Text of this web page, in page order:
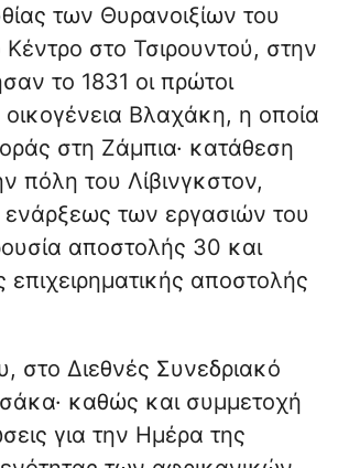
των Θυρανοιξίων του
στο Τσιρουντού, στην
το 1831 οι πρώτοι
Βλαχάκη, η οποία
στη Ζάμπια· κατάθεση
πόλη του Λίβινγκστον,
ενάρξεως των εργασιών του
αποστολής 30 και
αποστολής
στο Διεθνές Συνεδριακό
καθώς και συμμετοχή
για την Ημέρα της